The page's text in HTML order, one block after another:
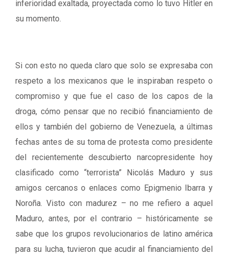
inferioridad exaltada, proyectada como lo tuvo Hitler en
su momento.
Si con esto no queda claro que solo se expresaba con
respeto a los mexicanos que le inspiraban respeto o
compromiso y que fue el caso de los capos de la
droga, cómo pensar que no recibió financiamiento de
ellos y también del gobierno de Venezuela, a últimas
fechas antes de su toma de protesta como presidente
del recientemente descubierto narcopresidente hoy
clasificado como “terrorista” Nicolás Maduro y sus
amigos cercanos o enlaces como Epigmenio Ibarra y
Noroña. Visto con madurez – no me refiero a aquel
Maduro, antes, por el contrario – históricamente se
sabe que los grupos revolucionarios de latino américa
para su lucha, tuvieron que acudir al financiamiento del